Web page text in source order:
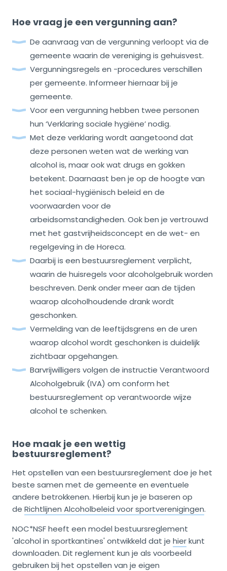
Hoe vraag je een vergunning aan?
De aanvraag van de vergunning verloopt via de
gemeente waarin de vereniging is gehuisvest.
Vergunningsregels en -procedures verschillen
per gemeente. Informeer hiernaar bij je
gemeente.
Voor een vergunning hebben twee personen
hun ‘Verklaring sociale hygiëne’ nodig.
Met deze verklaring wordt aangetoond dat
deze personen weten wat de werking van
alcohol is, maar ook wat drugs en gokken
betekent. Daarnaast ben je op de hoogte van
het sociaal-hygiënisch beleid en de
voorwaarden voor de
arbeidsomstandigheden. Ook ben je vertrouwd
met het gastvrijheidsconcept en de wet- en
regelgeving in de Horeca.
Daarbij is een bestuursreglement verplicht,
waarin de huisregels voor alcoholgebruik worden
beschreven. Denk onder meer aan de tijden
waarop alcoholhoudende drank wordt
geschonken.
Vermelding van de leeftijdsgrens en de uren
waarop alcohol wordt geschonken is duidelijk
zichtbaar opgehangen.
Barvrijwilligers volgen de instructie Verantwoord
Alcoholgebruik (IVA) om conform het
bestuursreglement op verantwoorde wijze
alcohol te schenken.
Hoe maak je een wettig
bestuursreglement?
Het opstellen van een bestuursreglement doe je het
beste samen met de gemeente en eventuele
andere betrokkenen. Hierbij kun je je baseren op
de Richtlijnen Alcoholbeleid voor sportverenigingen.
NOC*NSF heeft een model bestuursreglement
'alcohol in sportkantines' ontwikkeld dat je hierkunt
downloaden. Dit reglement kun je als voorbeeld
gebruiken bij het opstellen van je eigen